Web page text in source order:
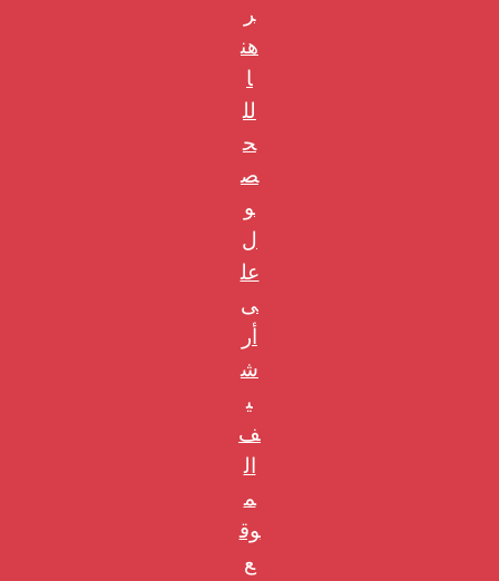
ر
هن
ا
لل
ح
ص
و
ل
عل
ى
أر
ش
ي
ف
ال
م
وق
ع